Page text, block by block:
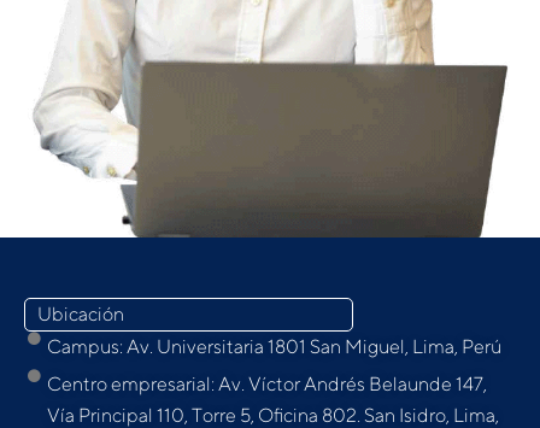
Ubicación
Campus: Av. Universitaria 1801 San Miguel, Lima, Perú
Centro empresarial: Av. Víctor Andrés Belaunde 147,
Vía Principal 110, Torre 5, Oﬁcina 802. San Isidro, Lima,